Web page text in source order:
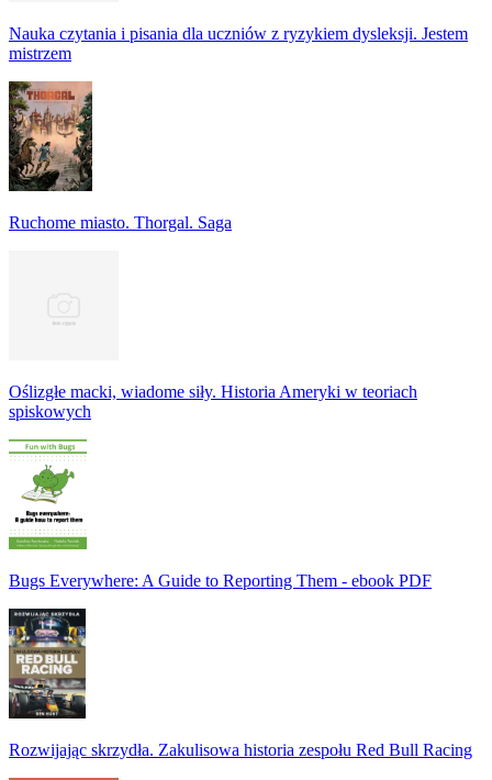
Nauka czytania i pisania dla uczniów z ryzykiem dysleksji. Jestem
mistrzem
Ruchome miasto. Thorgal. Saga
Oślizgłe macki, wiadome siły. Historia Ameryki w teoriach
spiskowych
Bugs Everywhere: A Guide to Reporting Them - ebook PDF
Rozwijając skrzydła. Zakulisowa historia zespołu Red Bull Racing